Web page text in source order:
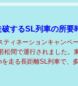
するSL列車の所要
ティネーションキャンペ
松間で運行されました。
走る長距離SL列車で、